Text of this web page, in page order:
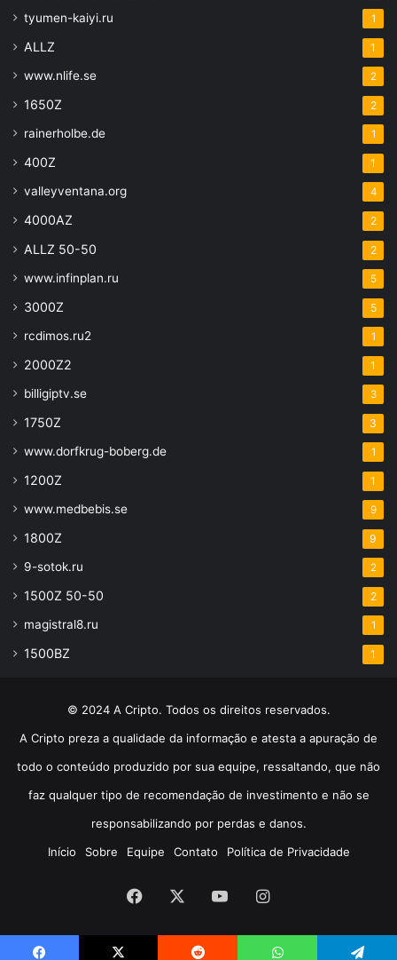
tyumen-kaiyi.ru 1
ALLZ 1
www.nlife.se 2
1650Z 2
rainerholbe.de 1
400Z 1
valleyventana.org 4
4000AZ 2
ALLZ 50-50 2
www.infinplan.ru 5
3000Z 5
rcdimos.ru2 1
2000Z2 1
billigiptv.se 3
1750Z 3
www.dorfkrug-boberg.de 1
1200Z 1
www.medbebis.se 9
1800Z 9
9-sotok.ru 2
1500Z 50-50 2
magistral8.ru 1
1500BZ 1
© 2024 A Cripto. Todos os direitos reservados.
A Cripto preza a qualidade da informação e atesta a apuração de
todo o conteúdo produzido por sua equipe, ressaltando, que não
faz qualquer tipo de recomendação de investimento e não se
responsabilizando por perdas e danos.
Início
Sobre Equipe Contato Política de Privacidade
Facebook YouTubeInstagram